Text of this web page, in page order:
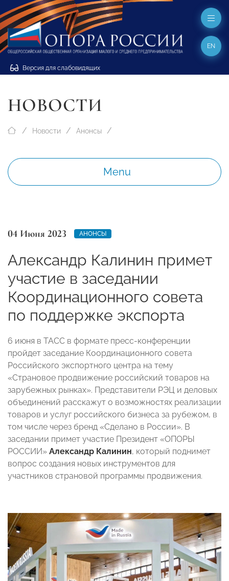
Версия для слабовидящих
EN
НОВОСТИ
Новости Анонсы
Menu
04 Июня 2023 АНОНСЫ
Александр Калинин примет
участие в заседании
Координационного совета
по поддержке экспорта
6 июня в ТАСС в формате пресс-конференции
пройдет заседание Координационного совета
Российского экспортного центра на тему
«Страновое продвижение российский товаров на
зарубежных рынках». Представители РЭЦ и деловых
объединений расскажут о возможностях реализации
товаров и услуг российского бизнеса за рубежом, в
том числе через бренд «Сделано в России». В
заседании примет участие Президент «ОПОРЫ
РОССИИ» Александр Калинин, который поднимет
вопрос создания новых инструментов для
участников страновой программы продвижения.